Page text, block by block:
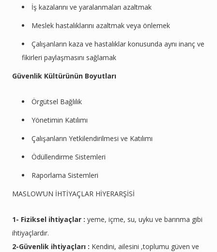
İş kazalarını ve yaralanmaları azaltmak
Meslek hastalıklarını azaltmak veya önlemek
Çalışanların kaza ve hastalıklar konusunda aynı inanç ve
fikirleri paylaşmasını sağlamak
Güvenlik Kültürünün Boyutları
Örgütsel Bağlılık
Yönetimin Katılımı
Çalışanların Yetkilendirilmesi ve Katılımı
Ödüllendirme Sistemleri
Raporlama Sistemleri
MASLOW’UN İHTİYAÇLAR HİYERARŞİSİ
1- Fiziksel ihtiyaçlar : yeme, içme, su, uyku ve barınma gibi
ihtiyaçlardır.
2-Güvenlik ihtiyaçları : Kendini, ailesini ,toplumu güven ve